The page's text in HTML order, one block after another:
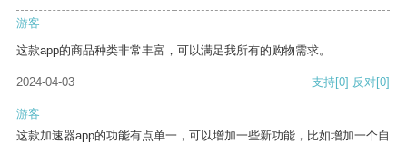
游客
这款app的商品种类非常丰富，可以满足我所有的购物需求。
2024-04-03 支持[0] 反对[0]
游客
这款加速器app的功能有点单一，可以增加一些新功能，比如增加一个自